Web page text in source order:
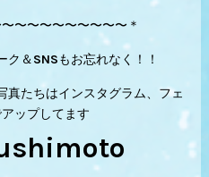
〜〜〜〜〜〜〜〜〜＊
＆SNSもお忘れなく！！
真たちはインスタグラム、フェ
ップしてます